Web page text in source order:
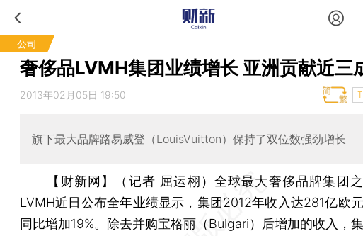
公司
奢侈品LVMH集团业绩增长 亚洲贡献近三
2013年02月05日 19:50
旗下最大品牌路易威登（LouisVuitton）保持了双位数强劲增长
【财新网】（记者 屈运栩 ） 全球最大奢侈品牌集团
LVMH近日公布全年业绩显示，集团2012年收入达281亿欧元
同比增加19%。除去并购宝格丽（Bulgari）后增加的收入，